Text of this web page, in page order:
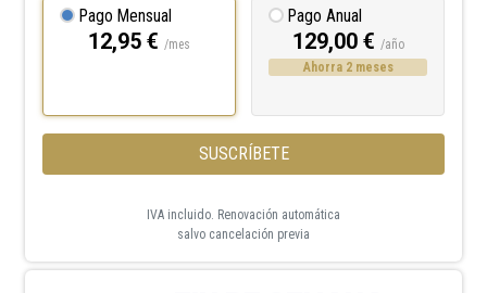
Pago Mensual
12,95 € /mes
Pago Anual
129,00 € /año
Ahorra 2 meses
SUSCRÍBETE
IVA incluido. Renovación automática
salvo cancelación previa